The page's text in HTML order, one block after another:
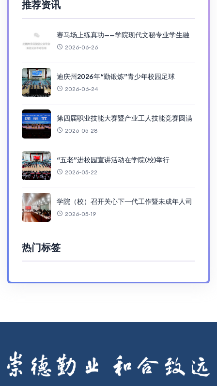
推荐资讯
赛马场上练真功——学院现代文秘专业学生融
2026-06-26
迪庆州2026年“勤锻炼”青少年校园足球
2026-06-24
第四届职业技能大赛暨产业工人技能竞赛圆满
2026-05-28
“五老”进校园宣讲活动在学院(校)举行
2026-05-22
学院（校）召开关心下一代工作暨未成年人司
2026-05-19
热门标签